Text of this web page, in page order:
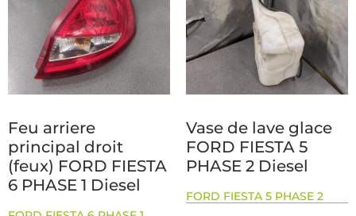
Feu arriere
principal droit
(feux) FORD FIESTA
6 PHASE 1 Diesel
Vase de lave glace
FORD FIESTA 5
PHASE 2 Diesel
FORD FIESTA 5 PHASE 2